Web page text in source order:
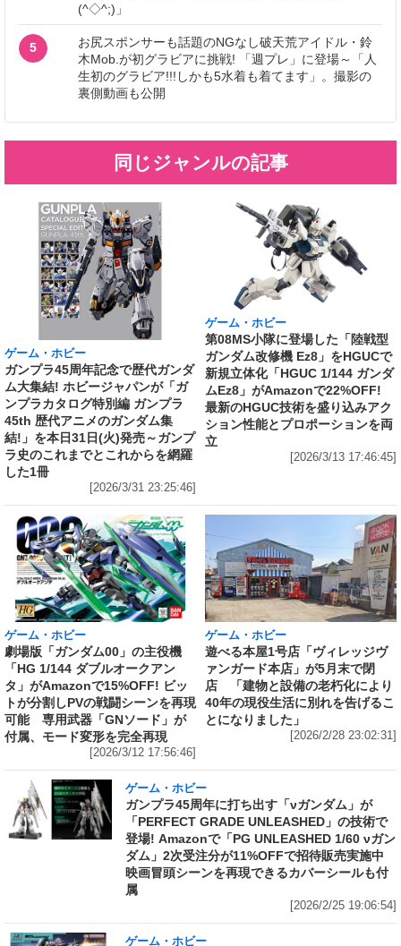
(^◇^;)」
5
お尻スポンサーも話題のNGなし破天荒アイドル・鈴
木Mob.が初グラビアに挑戦! 「週プレ」に登場～「人
生初のグラビア!!!しかも5水着も着てます」。撮影の
裏側動画も公開
同じジャンルの記事
ゲーム・ホビー
ガンプラ45周年記念で歴代ガンダ
ム大集結! ホビージャパンが「ガ
ンプラカタログ特別編 ガンプラ
45th 歴代アニメのガンダム集
結!」を本日31日(火)発売～ガンプ
ラ史のこれまでとこれからを網羅
した1冊
[2026/3/31 23:25:46]
ゲーム・ホビー
第08MS小隊に登場した「陸戦型
ガンダム改修機 Ez8」をHGUCで
新規立体化「HGUC 1/144 ガンダ
ムEz8」がAmazonで22%OFF!
最新のHGUC技術を盛り込みアク
ション性能とプロポーションを両
立
[2026/3/13 17:46:45]
ゲーム・ホビー
劇場版「ガンダム00」の主役機
「HG 1/144 ダブルオークアン
タ」がAmazonで15%OFF! ビッ
トが分割しPVの戦闘シーンを再現
可能 専用武器「GNソード」が
付属、モード変形を完全再現
[2026/3/12 17:56:46]
ゲーム・ホビー
遊べる本屋1号店「ヴィレッジヴ
ァンガード本店」が5月末で閉
店 「建物と設備の老朽化により
40年の現役生活に別れを告げるこ
とになりました」
[2026/2/28 23:02:31]
ゲーム・ホビー
ガンプラ45周年に打ち出す「νガンダム」が
「PERFECT GRADE UNLEASHED」の技術で
登場! Amazonで「PG UNLEASHED 1/60 νガン
ダム」2次受注分が11%OFFで招待販売実施中
映画冒頭シーンを再現できるカバーシールも付
属
[2026/2/25 19:06:54]
ゲーム・ホビー